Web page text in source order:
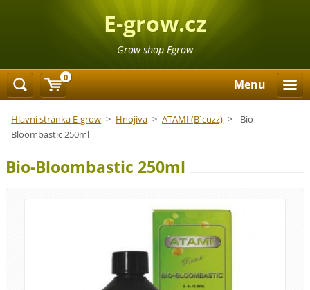
E-grow.cz
Grow shop Egrow
Menu
Hlavní stránka E-grow > Hnojiva > ATAMI (B´cuzz) >
Bio-
Bloombastic 250ml
Bio-Bloombastic 250ml
0